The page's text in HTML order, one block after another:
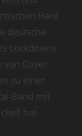
Hard
deutsche
Lockdowns
von Cover-
zu einer
Band mit
hat.